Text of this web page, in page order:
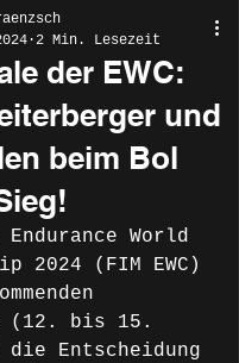
der EWC:
und
beim Bol
2 Min. Lesezeit
World
2024 (FIM EWC)
(12. bis 15.
die Entscheidung